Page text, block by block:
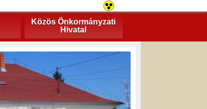
Közös Önkormányzati
Hivatal